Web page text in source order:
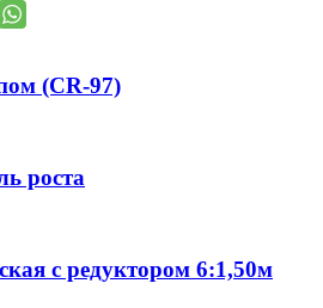
(CR-97)
роста
с редуктором 6:1,50м